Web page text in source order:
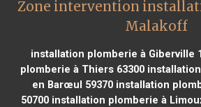
Zone intervention
Malakoff
installation plomberie à Giberville
plomberie à Thiers 63300
en Barœul 59370 installation
50700installation plomberie à